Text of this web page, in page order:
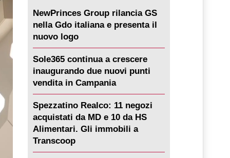
NewPrinces Group rilancia GS
nella Gdo italiana e presenta il
nuovo logo
Sole365 continua a crescere
inaugurando due nuovi punti
vendita in Campania
Spezzatino Realco: 11 negozi
acquistati da MD e 10 da HS
Alimentari. Gli immobili a
Transcoop